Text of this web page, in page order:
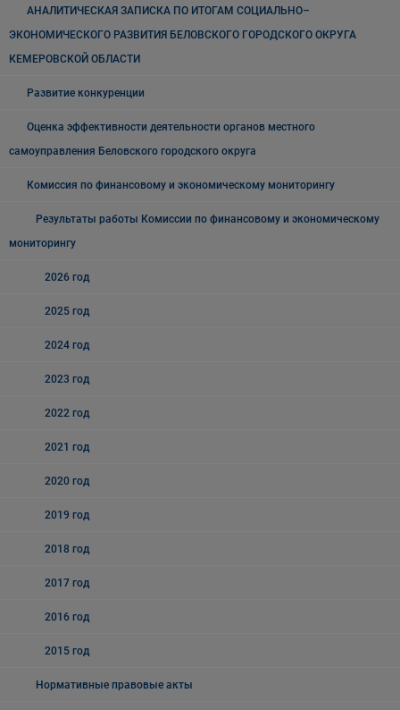
АНАЛИТИЧЕСКАЯ ЗАПИСКА ПО ИТОГАМ СОЦИАЛЬНО–
ЭКОНОМИЧЕСКОГО РАЗВИТИЯ БЕЛОВСКОГО ГОРОДСКОГО ОКРУГА
КЕМЕРОВСКОЙ ОБЛАСТИ
Развитие конкуренции
Оценка эффективности деятельности органов местного
самоуправления Беловского городского округа
Комиссия по финансовому и экономическому мониторингу
Результаты работы Комиссии по финансовому и экономическому
мониторингу
2026 год
2025 год
2024 год
2023 год
2022 год
2021 год
2020 год
2019 год
2018 год
2017 год
2016 год
2015 год
Нормативные правовые акты